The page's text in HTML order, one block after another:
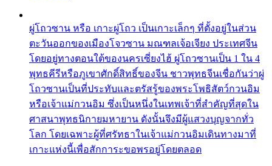
ผู่โถวซาน หรือ เกาะผู่โถว เป็นเกาะเล็กๆ ที่ตั้งอยู่ในส่วน
ตะวันออกของเมืองโจวซาน มณฑลเจ้อเจียง ประเทศจีน
โดยอยู่ทางตอนใต้ของนครเซี่ยงไฮ้ ผู่โถวซานเป็น 1 ใน 4
พุทธคีรีหรือภูเขาศักดิ์สิทธิ์ของจีน ชาวพุทธจีนเชื่อกันว่าผู่
โถวซานเป็นที่ประทับและตรัสรู้ของพระโพธิสัตว์กวนอิม
หรือเจ้าแม่กวนอิม ซึ่งเป็นหนึ่งในเทพเจ้าที่สำคัญที่สุดใน
ศาสนาพุทธนิกายมหายาน ดังนั้นจึงมีผู้แสวงบุญจากทั่ว
โลก โดยเฉพาะผู้ที่ศรัทธาในเจ้าแม่กวนอิมเดินทางมาที่
เกาะแห่งนี้เพื่อสักการะขอพรอยู่โดยตลอด